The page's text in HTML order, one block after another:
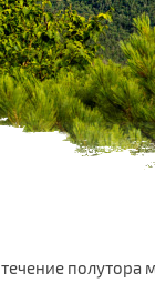
полутора